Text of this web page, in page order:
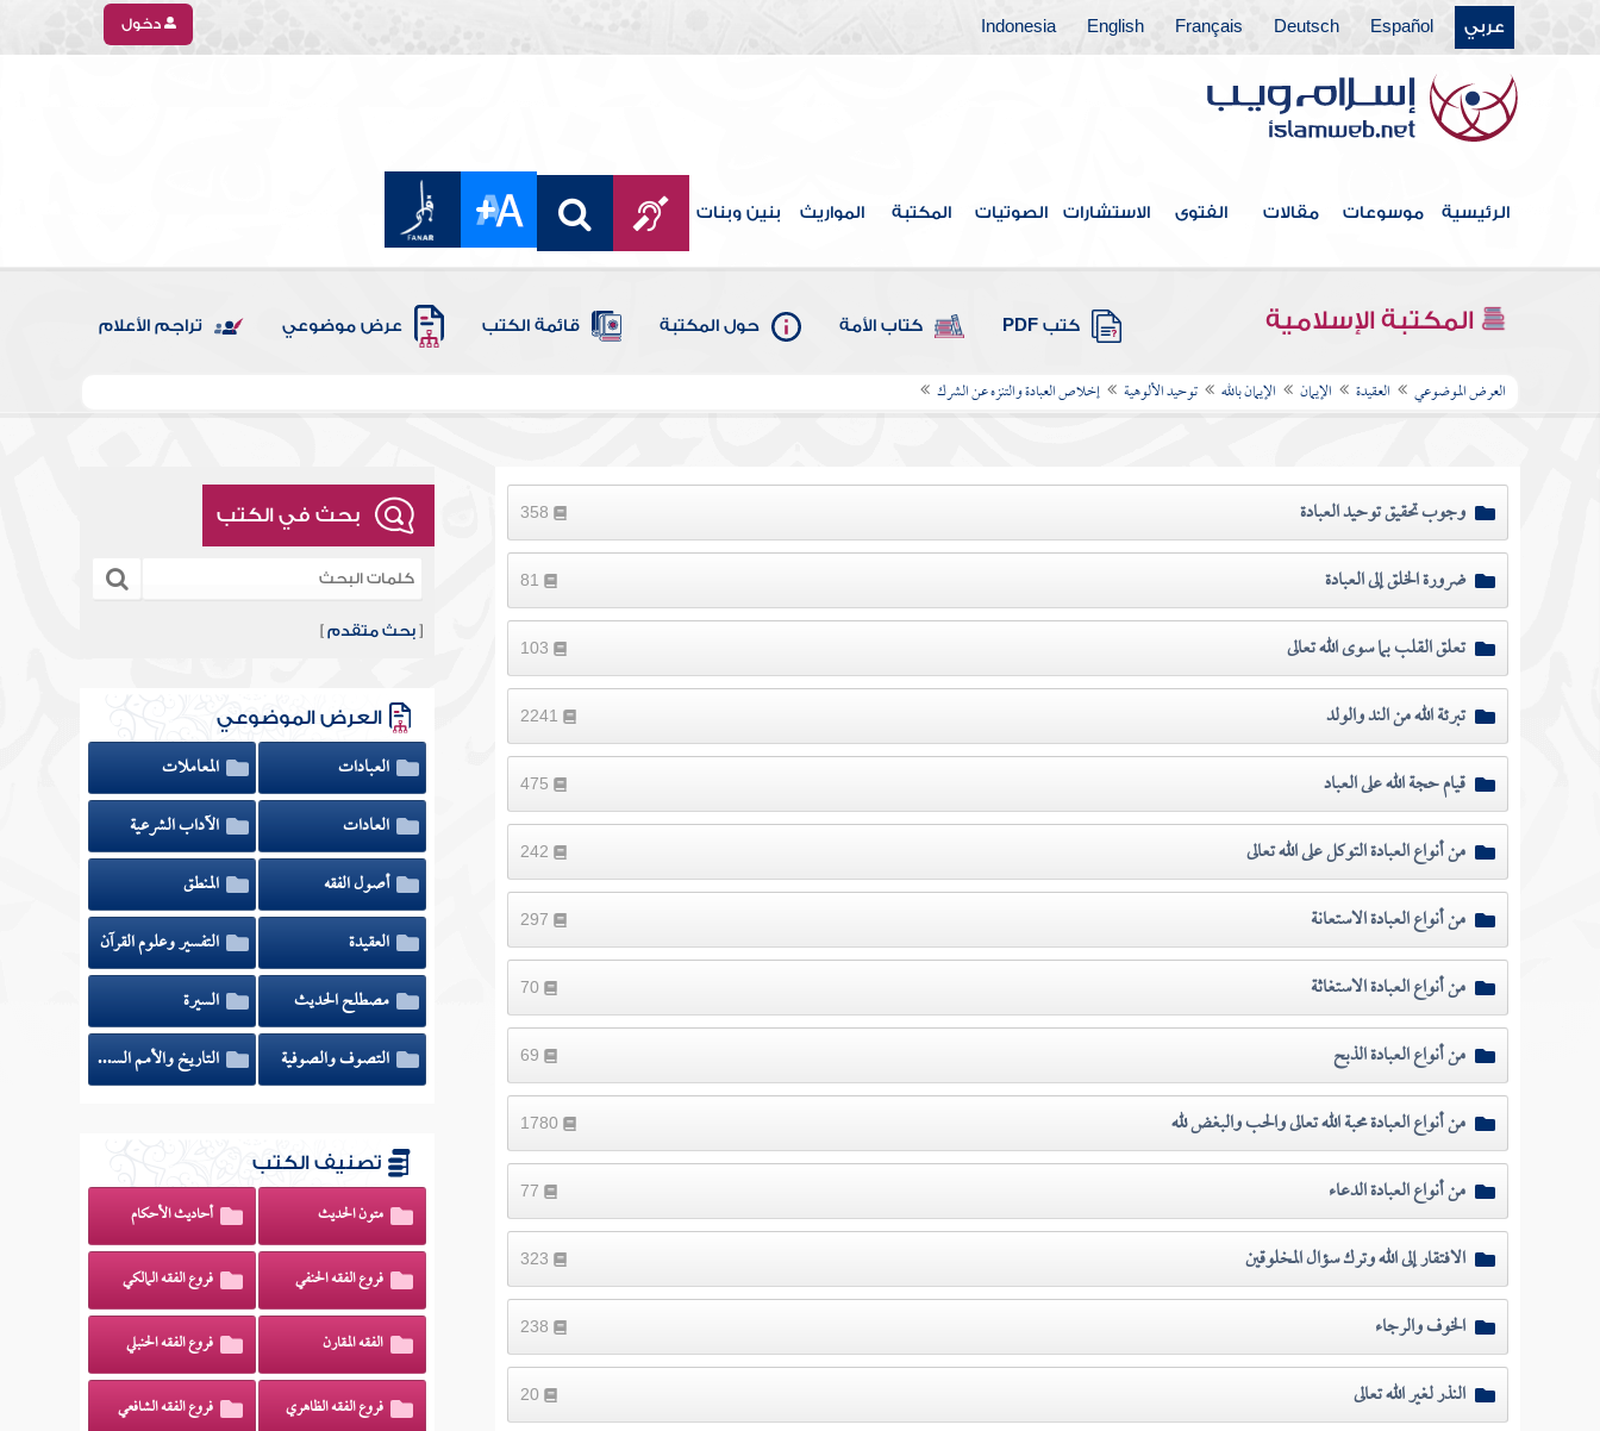
عربي Español
Deutsch
Français
English
Indonesia دخول
الرئيسية موسوعات مقالات الفتوى الاستشارات الصوتيات المكتبة المواريث بنين وبنات
المكتبة الإسلامية كتب PDF كتاب الأمة حول المكتبة قائمة الكتب عرض موضوعي تراجم الأعلام
العرض الموضوعي العقيدة الإيمان الإيمان بالله توحيد الألوهية إخلاص العبادة والتنزه عن الشرك
وجوب تحقيق توحيد العبادة
ضرورة الخلق إلى العبادة
تعلق القلب بما سوى الله تعالى
تبرئة الله من الند والولد
قيام حجة الله على العباد
من أنواع العبادة التوكل على الله تعالى
من أنواع العبادة الاستعانة
من أنواع العبادة الاستغاثة
من أنواع العبادة الذبح
من أنواع العبادة محبة الله تعالى والحب والبغض لله
من أنواع العبادة الدعاء
الافتقار إلى الله وترك سؤال المخلوقين
الخوف والرجاء
النذر لغير الله تعالى
بحث في الكتب
[بحث متقدم ]
العرض الموضوعي
العبادات
المعاملات
العادات
الآداب الشرعية
أصول الفقه
المنطق
العقيدة
التفسير وعلوم القرآن
مصطلح الحديث
السيرة
التصوف والصوفية
التاريخ والأمم السابقة
تصنيف الكتب
متون الحديث أحاديث الأحكام
فروع الفقه الحنفي فروع الفقه المالكي
الفقه المقارن فروع الفقه الحنبلي
فروع الفقه الظاهري فروع الفقه الشافعي